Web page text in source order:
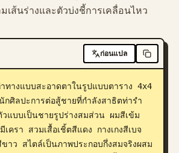
เส้นร่างและตัวบ่งชี้การเคลื่อนไหว
ก่อนแปล
ทางแบบสะอาดตาในรูปแบบตาราง 4x4
ศิลปะการต่อสู้ชายที่กำลังสาธิตท่ารำ
บบเป็นชายรูปร่างสมส่วน ผมสีเข้ม
เครา สวมเสื้อเชิ้ตสีแดง กางเกงสีเบจ
ขาว สไตล์เป็นภาพประกอบกึ่งสมจริงผสม